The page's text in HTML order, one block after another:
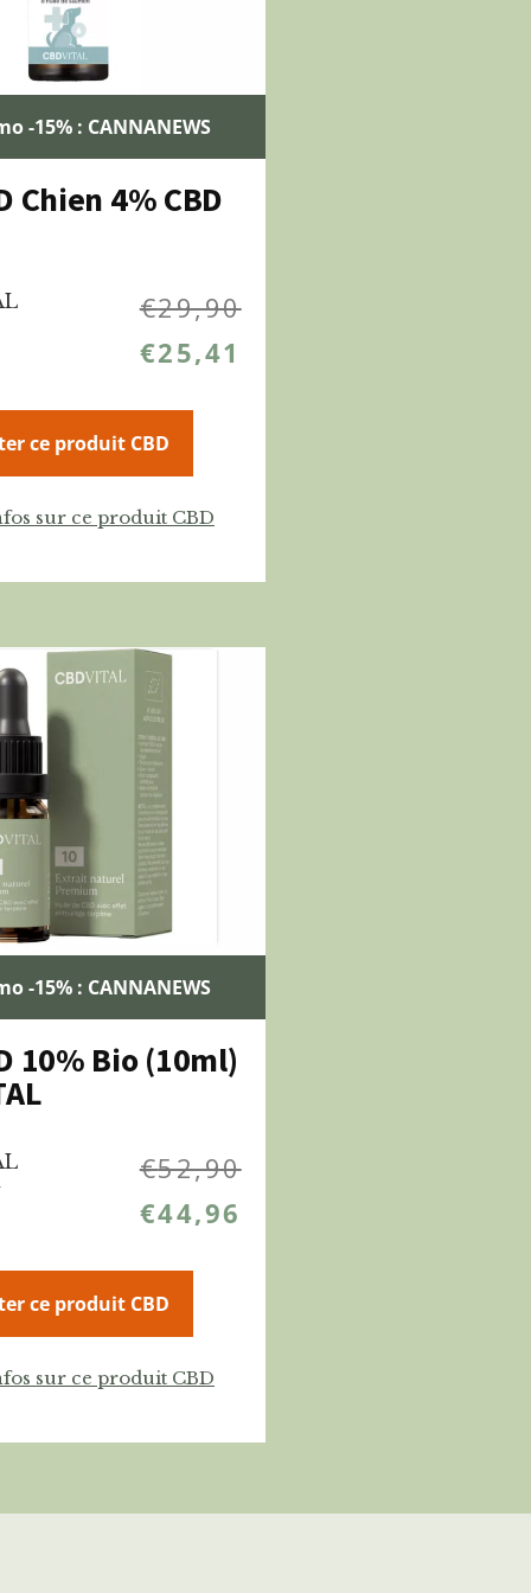
-15% : CANNANEWS
Chien 4% CBD
€29,90
€25,41
ce produit CBD
sur ce produit CBD
-15% : CANNANEWS
10% Bio (10ml)
€52,90
€44,96
ce produit CBD
sur ce produit CBD